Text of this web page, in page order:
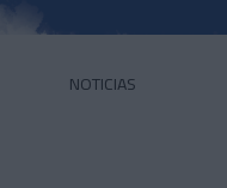
NOTICIAS